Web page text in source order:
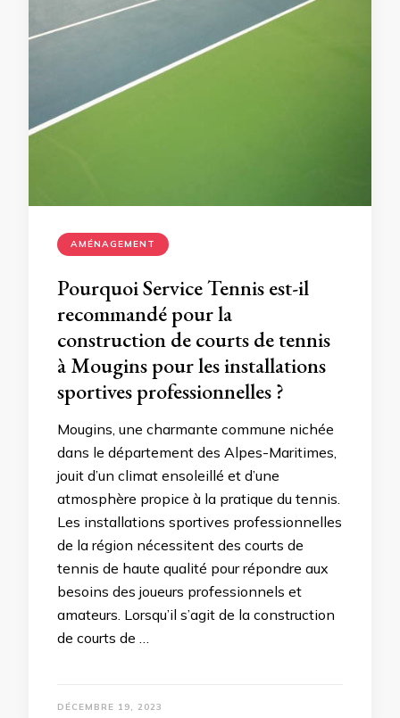
AMÉNAGEMENT
Pourquoi Service Tennis est-il
recommandé pour la
construction de courts de tennis
à Mougins pour les installations
sportives professionnelles ?
Mougins, une charmante commune nichée
dans le département des Alpes-Maritimes,
jouit d’un climat ensoleillé et d’une
atmosphère propice à la pratique du tennis.
Les installations sportives professionnelles
de la région nécessitent des courts de
tennis de haute qualité pour répondre aux
besoins des joueurs professionnels et
amateurs. Lorsqu’il s’agit de la construction
de courts de …
DÉCEMBRE 19, 2023